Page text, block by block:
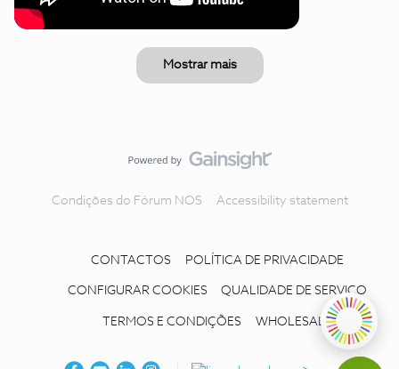
Mostrar mais
Condições do Fórum NOS Accessibility statement
CONTACTOS POLÍTICA DE PRIVACIDADE
CONFIGURAR COOKIES QUALIDADE DE SERVIÇO
TERMOS E CONDIÇÕES WHOLESALE